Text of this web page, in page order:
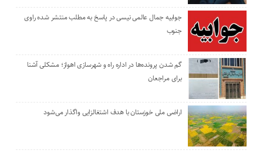
جوابیه جمال عالمی نیسی در پاسخ به مطلب منتشر شده راوی
جنوب
گم شدن پرونده‌ها در اداره راه و شهرسازی اهواز؛ مشکلی آشنا
برای مراجعان
اراضی ملی خوزستان با هدف اشتغالزایی واگذار می‌شود